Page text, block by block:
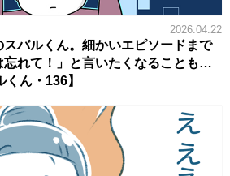
2026.04.22
スバルくん。細かいエピソードまで
忘れて！」と言いたくなることも…
ん・136】